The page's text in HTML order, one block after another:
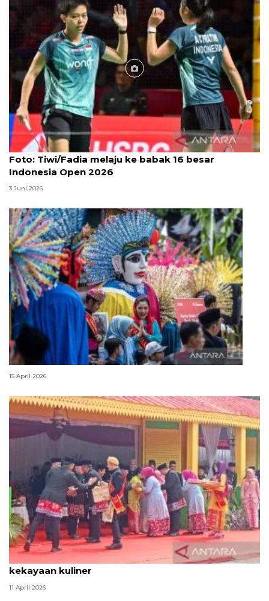
Foto
Foto: Tiwi/Fadia melaju ke babak 16 besar
Indonesia Open 2026
3 Juni 2026
Lebaran Betawi, harmoni tradisi dan kota global
15 April 2026
Tradisi hantaran Lebaran Betawi simbol bakti dan
kekayaan kuliner
11 April 2026